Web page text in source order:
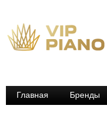
Главная Бренды